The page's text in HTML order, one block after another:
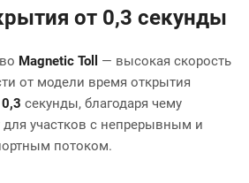
от 0,3 секунды
Magnetic Toll
— высокая скорость
от модели время открытия
секунды, благодаря чему
участков с непрерывным и
потоком.